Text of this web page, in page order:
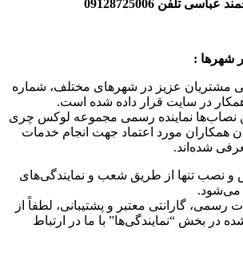
عباسی تلفن 09128725006
شهرها :
مشتریان عزیز در شهرهای مختلف، شماره
در سایت قرار داده شده است.
نصاب‌ها نماینده رسمی مجموعه لوکس چری
همکاران مورد اعتماد جهت انجام خدمات
شده‌اند.
نصب تنها از طریق شعب و نمایندگی‌های
می‌شود.
رسمی، گارانتی معتبر و پشتیبانی، لطفاً از
بخش “نمایندگی‌ها” با ما در ارتباط